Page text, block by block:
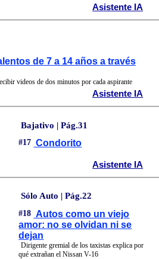
Asistente IA
de 7 a 14 años a través
videos de dos minutos por cada aspirante
Asistente IA
Bajativo | Pág.31
#17 Condorito
Asistente IA
Sólo Auto | Pág.22
#18 Autos como un viejo
amor: no se olvidan ni se
dejan
Dirigente gremial de los taxistas explica por
qué extrañan el Nissan V-16